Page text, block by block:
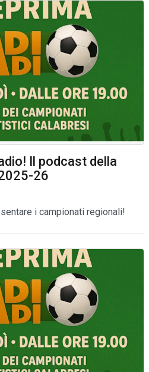
Il podcast della
26
i campionati regionali!